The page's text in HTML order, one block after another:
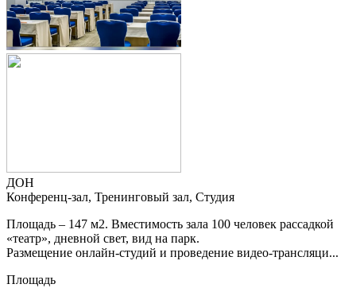
ДОН
Конференц-зал, Тренинговый зал, Студия
Площадь – 147 м2. Вместимость зала 100 человек рассадкой
«театр», дневной свет, вид на парк.
Размещение онлайн-студий и проведение видео-трансляци...
Площадь